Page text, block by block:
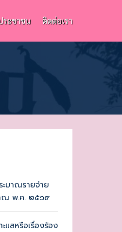
ระชาชน ติดต่อเรา
ะมาณรายจ่าย
ณ พ.ศ. ๒๕๖๙
แสหรือเรื่องร้อง